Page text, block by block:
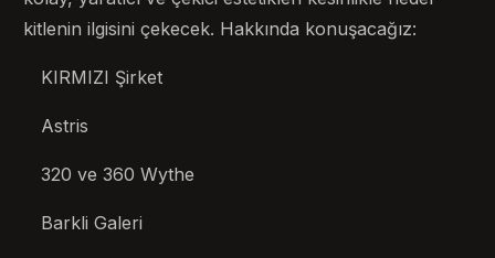
kitlenin ilgisini çekecek. Hakkında konuşacağız:
KIRMIZI Şirket
Astris
320 ve 360 ​​Wythe
Barkli Galeri